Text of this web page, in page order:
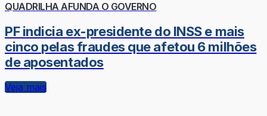
QUADRILHA AFUNDA O GOVERNO
PF indicia ex-presidente do INSS e mais
cinco pelas fraudes que afetou 6 milhões
de aposentados
Veja mais